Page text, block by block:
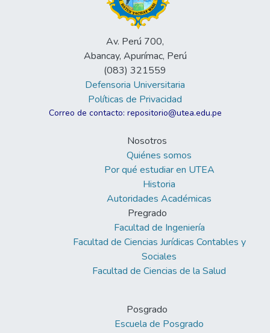
Av. Perú 700,
Abancay, Apurímac, Perú
(083) 321559
Defensoria Universitaria
Políticas de Privacidad
Correo de contacto: repositorio@utea.edu.pe
Nosotros
Quiénes somos
Por qué estudiar en UTEA
Historia
Autoridades Académicas
Pregrado
Facultad de Ingeniería
Facultad de Ciencias Jurídicas Contables y
Sociales
Facultad de Ciencias de la Salud
Posgrado
Escuela de Posgrado